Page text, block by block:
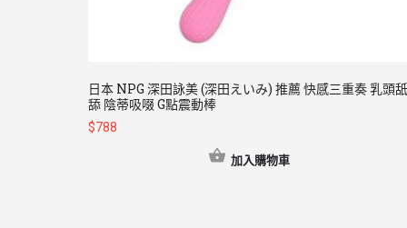
日本 NPG 深田詠美 (深田えいみ) 推薦 快感三重奏 乳頭舐
舔 陰蒂吸啜 G點震動棒
$788
加入購物車